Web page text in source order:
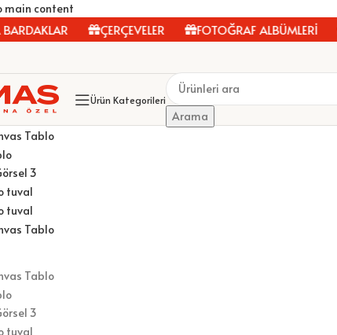
main content
ÇERÇEVELER FOTOĞRAF ALBÜMLERİ
Ürün Kategorileri
Arama